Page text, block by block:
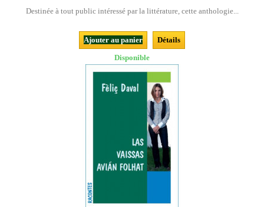
Destinée à tout public intéressé par la littérature, cette anthologie...
Ajouter au panier
Détails
Disponible